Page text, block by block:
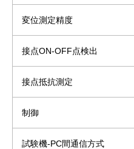
変位測定精度
接点ON-OFF点検出
接点抵抗測定
制御
試験機-PC間通信方式